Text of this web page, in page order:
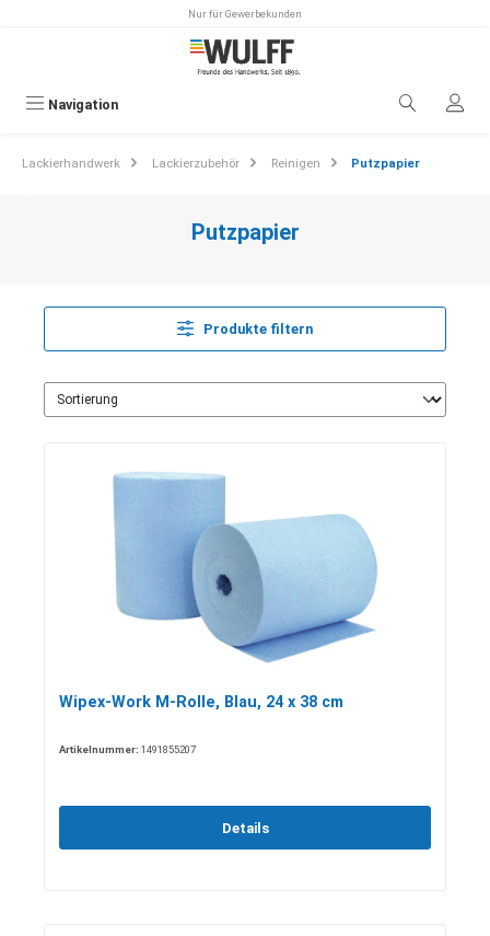
Nur für Gewerbekunden
Navigation
Lackierhandwerk Lackierzubehör Reinigen Putzpapier
Putzpapier
Produkte filtern
Wipex-Work M-Rolle, Blau, 24 x 38 cm
Artikelnummer: 1491855207
Details